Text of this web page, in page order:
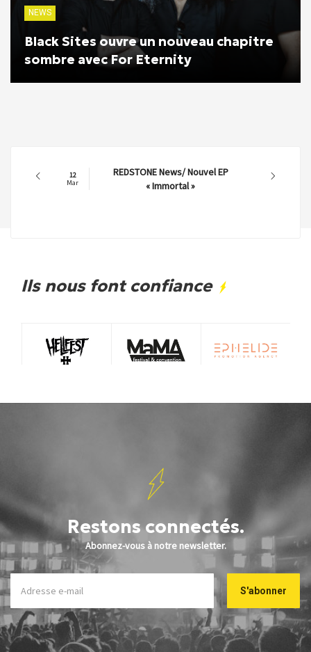
NEWS
Black Sites ouvre un nouveau chapitre
sombre avec For Eternity
12
Mar
REDSTONE News/ Nouvel EP
« Immortal »
Ils nous font confiance
Restons connectés.
Abonnez-vous à notre newsletter.